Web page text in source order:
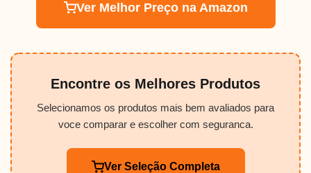
Ver Melhor Preço na Amazon
Encontre os Melhores Produtos
Selecionamos os produtos mais bem avaliados para
voce comparar e escolher com seguranca.
Ver Seleção Completa